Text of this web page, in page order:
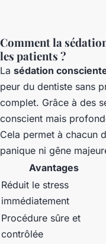
Comment la
les patients ?
La sédation
peur du dentiste sans
complet. Grâce à des
conscient mais
Cela permet à chacun
panique ni gêne
Avantages
Réduit le stress
immédiatement
Procédure sûre et
contrôlée